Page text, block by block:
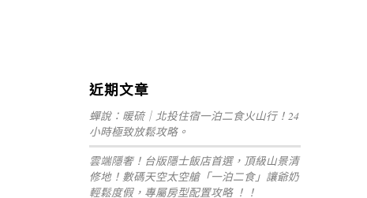
近期文章
蟬說：暖硫｜北投住宿一泊二食火山行！24
小時極致放鬆攻略。
雲端隱奢！台版隱士飯店首選，頂級山景清
修地！數碼天空太空艙「一泊二食」讓爺奶
輕鬆度假，專屬房型配置攻略 ！！